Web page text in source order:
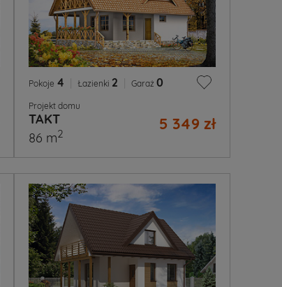
Pokoje 4 Łazienki 2 Garaż 0
Projekt domu
TAKT 5 349 zł
86 m2